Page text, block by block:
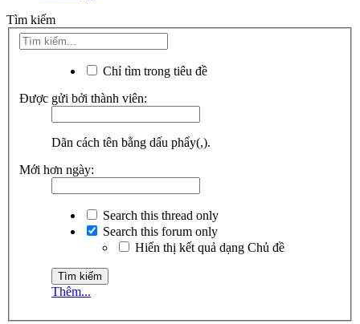
Tìm kiếm
Chỉ tìm trong tiêu đề
Được gửi bởi thành viên:
Dãn cách tên bằng dấu phẩy(,).
Mới hơn ngày:
Search this thread only
Search this forum only
Hiển thị kết quả dạng Chủ đề
Thêm...